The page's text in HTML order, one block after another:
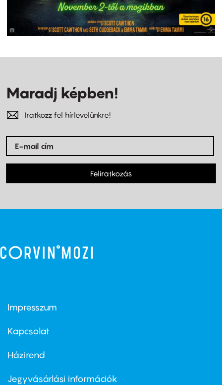
Maradj képben!
Iratkozz fel hírlevelünkre!
Feliratkozás
Footer
first
Impresszum
Kapcsolat
Footer
second
Házirend
Jegyvásárlási információk